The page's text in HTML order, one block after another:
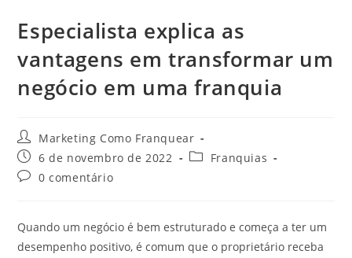
Especialista explica as
vantagens em transformar um
negócio em uma franquia
Marketing Como Franquear
6 de novembro de 2022
Franquias
0 comentário
Quando um negócio é bem estruturado e começa a ter um
desempenho positivo, é comum que o proprietário receba